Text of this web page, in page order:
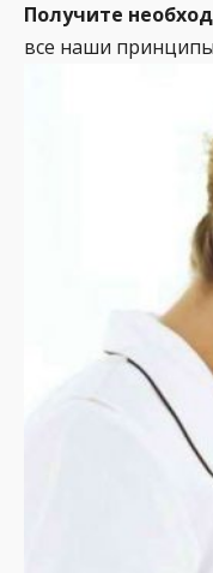
Получите
все наши